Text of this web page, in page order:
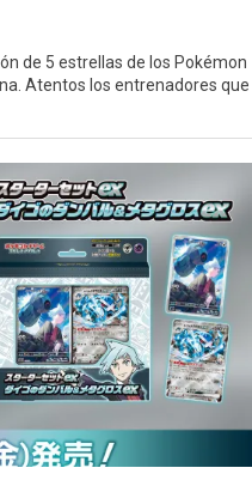
de 5 estrellas de los Pokémon
Atentos los entrenadores que